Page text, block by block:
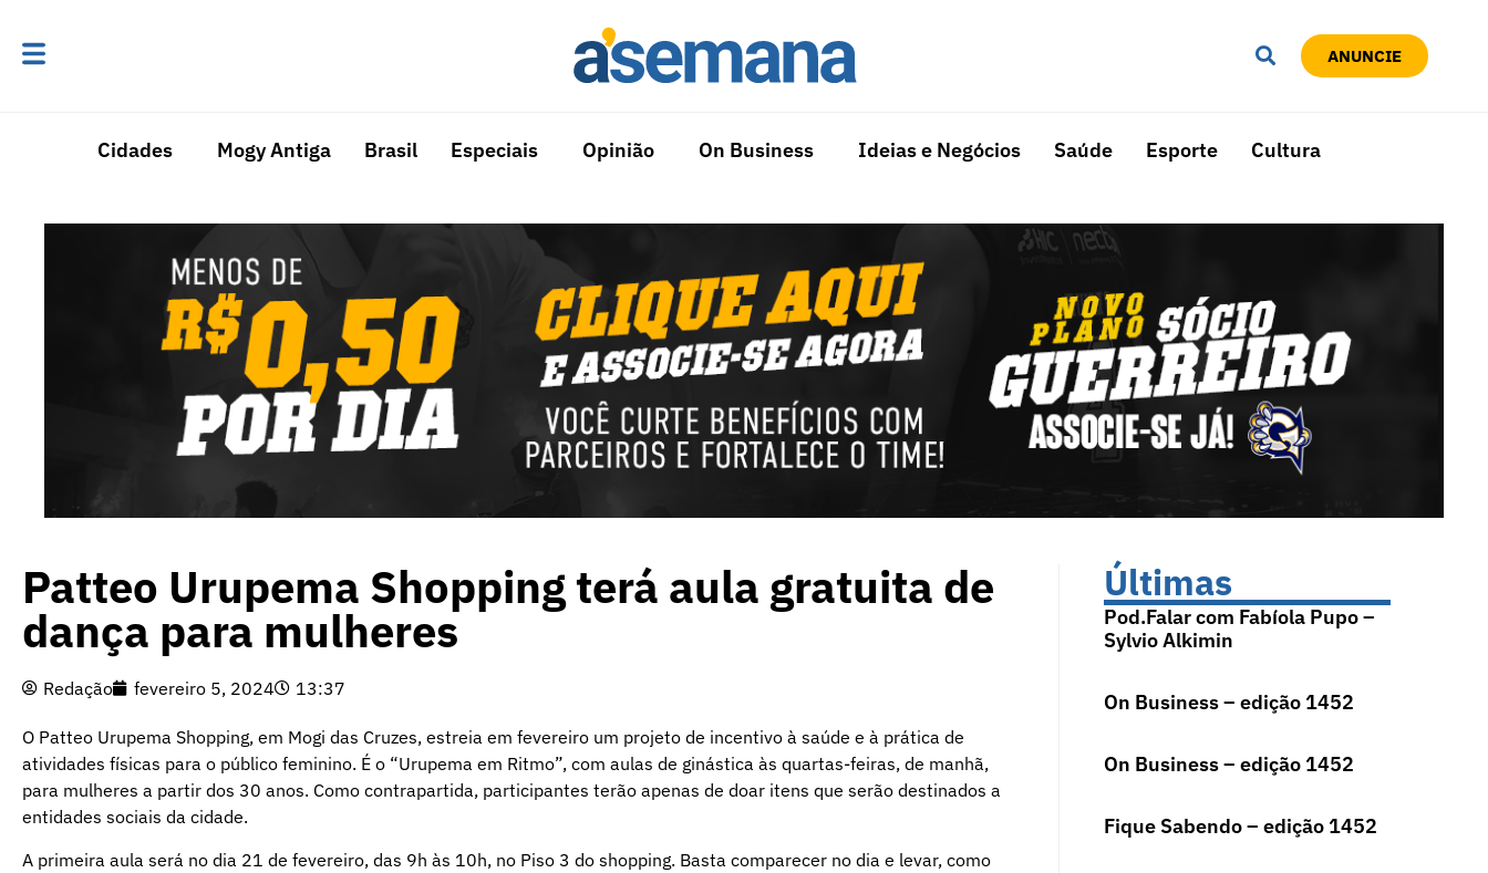
ANUNCIE
Cidades Mogy Antiga Brasil Especiais Opinião On Business Ideias e Negócios Saúde Esporte Cultura
Patteo Urupema Shopping terá aula gratuita de
dança para mulheres
Redação fevereiro 5, 2024 13:37
O Patteo Urupema Shopping, em Mogi das Cruzes, estreia em fevereiro um projeto de incentivo à saúde e à prática de
atividades físicas para o público feminino. É o “Urupema em Ritmo”, com aulas de ginástica às quartas-feiras, de manhã,
para mulheres a partir dos 30 anos. Como contrapartida, participantes terão apenas de doar itens que serão destinados a
entidades sociais da cidade.
A primeira aula será no dia 21 de fevereiro, das 9h às 10h, no Piso 3 do shopping. Basta comparecer no dia e levar, como
Últimas
Pod.Falar com Fabíola Pupo –
Sylvio Alkimin
On Business – edição 1452
On Business – edição 1452
Fique Sabendo – edição 1452